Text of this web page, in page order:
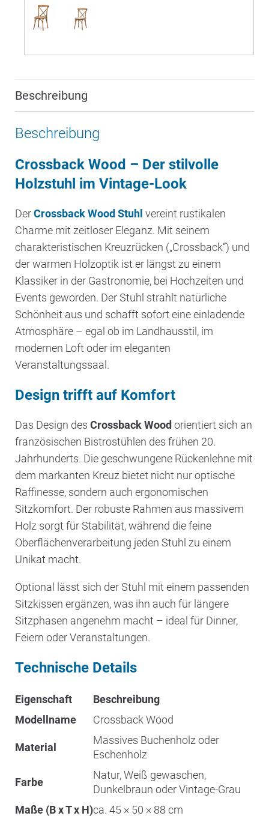
Beschreibung
Beschreibung
Crossback Wood – Der stilvolle
Holzstuhl im Vintage-Look
DerCrossback Wood Stuhl vereint rustikalen
Charme mit zeitloser Eleganz. Mit seinem
charakteristischen Kreuzrücken („Crossback“) und
der warmen Holzoptik ist er längst zu einem
Klassiker in der Gastronomie, bei Hochzeiten und
Events geworden. Der Stuhl strahlt natürliche
Schönheit aus und schafft sofort eine einladende
Atmosphäre – egal ob im Landhausstil, im
modernen Loft oder im eleganten
Veranstaltungssaal.
Design trifft auf Komfort
Das Design des Crossback Woodorientiert sich an
französischen Bistrostühlen des frühen 20.
Jahrhunderts. Die geschwungene Rückenlehne mit
dem markanten Kreuz bietet nicht nur optische
Raffinesse, sondern auch ergonomischen
Sitzkomfort. Der robuste Rahmen aus massivem
Holz sorgt für Stabilität, während die feine
Oberflächenverarbeitung jeden Stuhl zu einem
Unikat macht.
Optional lässt sich der Stuhl mit einem passenden
Sitzkissen ergänzen, was ihn auch für längere
Sitzphasen angenehm macht – ideal für Dinner,
Feiern oder Veranstaltungen.
Technische Details
Eigenschaft
Beschreibung
Modellname
Crossback Wood
Material
Massives Buchenholz oder
Eschenholz
Farbe
Natur, Weiß gewaschen,
Dunkelbraun oder Vintage-Grau
Maße (B x T x H)ca. 45 × 50 × 88 cm